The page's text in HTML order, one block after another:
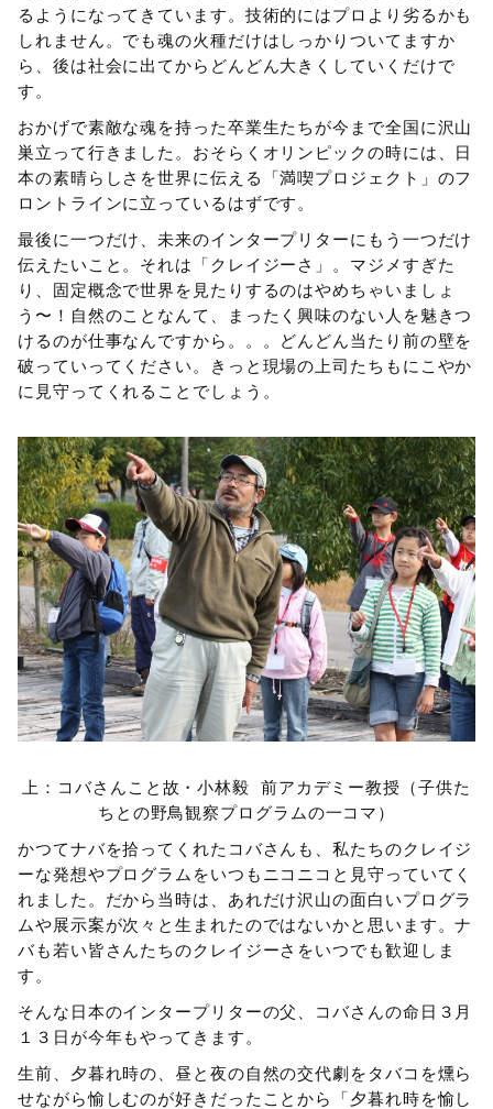
るようになってきています。技術的にはプロより劣るかも
しれません。でも魂の火種だけはしっかりついてますか
ら、後は社会に出てからどんどん大きくしていくだけで
す。
おかげで素敵な魂を持った卒業生たちが今まで全国に沢山
巣立って行きました。おそらくオリンピックの時には、日
本の素晴らしさを世界に伝える「満喫プロジェクト」のフ
ロントラインに立っているはずです。
最後に一つだけ、未来のインタープリターにもう一つだけ
伝えたいこと。それは「クレイジーさ」。マジメすぎた
り、固定概念で世界を見たりするのはやめちゃいましょ
う〜！自然のことなんて、まったく興味のない人を魅きつ
けるのが仕事なんですから。。。どんどん当たり前の壁を
破っていってください。きっと現場の上司たちもにこやか
に見守ってくれることでしょう。
上：コバさんこと故・小林毅 前アカデミー教授（子供た
ちとの野鳥観察プログラムの一コマ）
かつてナバを拾ってくれたコバさんも、私たちのクレイジ
ーな発想やプログラムをいつもニコニコと見守っていてく
れました。だから当時は、あれだけ沢山の面白いプログラ
ムや展示案が次々と生まれたのではないかと思います。ナ
バも若い皆さんたちのクレイジーさをいつでも歓迎しま
す。
そんな日本のインタープリターの父、コバさんの命日３月
１３日が今年もやってきます。
生前、夕暮れ時の、昼と夜の自然の交代劇をタバコを燻ら
せながら愉しむのが好きだったことから「夕暮れ時を愉し